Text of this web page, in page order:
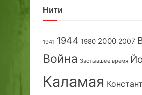
Нити
1941 1944 1980 2000 2007
Война Застывшее время
Каламая